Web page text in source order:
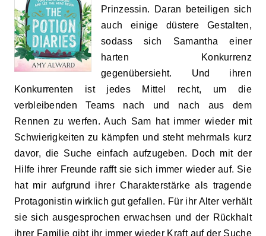
Prinzessin. Daran beteiligen sich
auch einige düstere Gestalten,
sodass sich Samantha einer
harten Konkurrenz
gegenübersieht. Und ihren
Konkurrenten ist jedes Mittel recht, um die
verbleibenden Teams nach und nach aus dem
Rennen zu werfen. Auch Sam hat immer wieder mit
Schwierigkeiten zu kämpfen und steht mehrmals kurz
davor, die Suche einfach aufzugeben. Doch mit der
Hilfe ihrer Freunde rafft sie sich immer wieder auf. Sie
hat mir aufgrund ihrer Charakterstärke als tragende
Protagonistin wirklich gut gefallen. Für ihr Alter verhält
sie sich ausgesprochen erwachsen und der Rückhalt
ihrer Familie gibt ihr immer wieder Kraft auf der Suche